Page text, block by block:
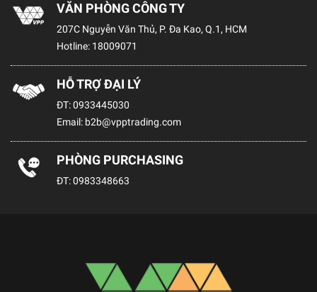
VĂN PHÒNG CÔNG TY
207C Nguyễn Văn Thủ, P. Đa Kao, Q.1, HCM
Hotline: 18009071
HỖ TRỢ ĐẠI LÝ
ĐT:0933445030
Email: b2b@vpptrading.com
PHÒNG PURCHASING
ĐT:0983348663